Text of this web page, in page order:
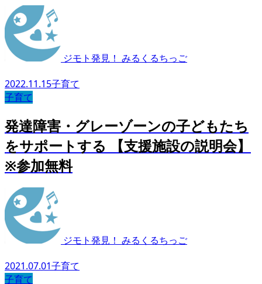
ジモト発見！ みるくるちっご
2022.11.15子育て
子育て
発達障害・グレーゾーンの子どもたち
をサポートする 【支援施設の説明会】
※参加無料
ジモト発見！ みるくるちっご
2021.07.01子育て
子育て